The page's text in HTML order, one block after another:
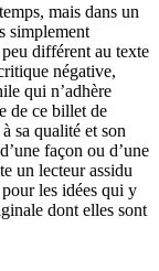
mais dans un
simplement
différent au texte
négative,
qui n’adhère
de ce billet de
sa qualité et son
façon ou d’une
un lecteur assidu
les idées qui y
dont elles sont